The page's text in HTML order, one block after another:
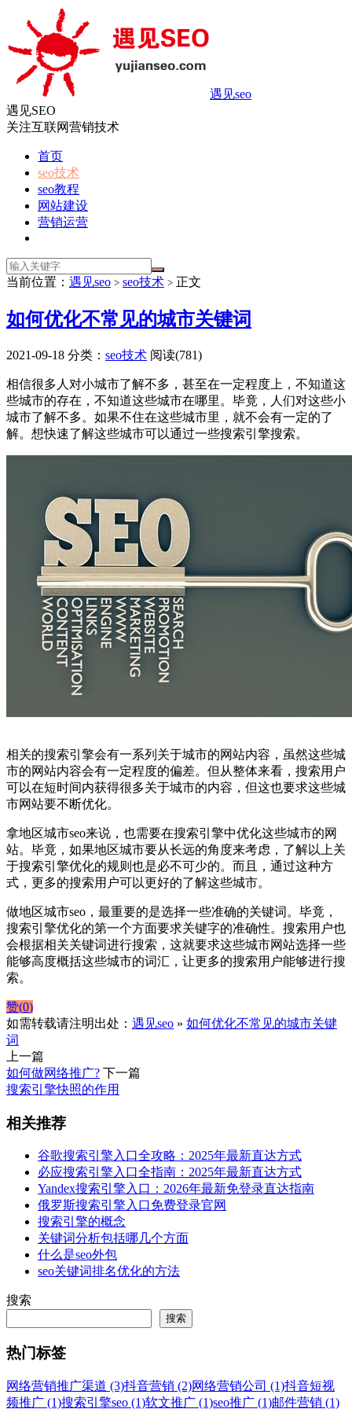
遇见seo
遇见SEO
关注互联网营销技术
首页
seo技术
seo教程
网站建设
营销运营
当前位置： 遇见seo > seo技术 > 正文
如何优化不常见的城市关键词
2021-09-18 分类： seo技术 阅读(781)
相信很多人对小城市了解不多，甚至在一定程度上，不知道这
些城市的存在，不知道这些城市在哪里。毕竟，人们对这些小
城市了解不多。如果不住在这些城市里，就不会有一定的了
解。想快速了解这些城市可以通过一些搜索引擎搜索。
相关的搜索引擎会有一系列关于城市的网站内容，虽然这些城
市的网站内容会有一定程度的偏差。但从整体来看，搜索用户
可以在短时间内获得很多关于城市的内容，但这也要求这些城
市网站要不断优化。
拿地区城市seo来说，也需要在搜索引擎中优化这些城市的网
站。毕竟，如果地区城市要从长远的角度来考虑，了解以上关
于搜索引擎优化的规则也是必不可少的。而且，通过这种方
式，更多的搜索用户可以更好的了解这些城市。
做地区城市seo，最重要的是选择一些准确的关键词。毕竟，
搜索引擎优化的第一个方面要求关键字的准确性。搜索用户也
会根据相关关键词进行搜索，这就要求这些城市网站选择一些
能够高度概括这些城市的词汇，让更多的搜索用户能够进行搜
索。
赞(0)
如需转载请注明出处： 遇见seo » 如何优化不常见的城市关键
词
上一篇
如何做网络推广? 下一篇
搜索引擎快照的作用
相关推荐
谷歌搜索引擎入口全攻略：2025年最新直达方式
必应搜索引擎入口全指南：2025年最新直达方式
Yandex搜索引擎入口：2026年最新免登录直达指南
俄罗斯搜索引擎入口免费登录官网
搜索引擎的概念
关键词分析包括哪几个方面
什么是seo外包
seo关键词排名优化的方法
搜索
搜索
热门标签
网络营销推广渠道 (3)抖音营销 (2)网络营销公司 (1)抖音短视
频推广 (1)搜索引擎seo (1)软文推广 (1)seo推广 (1)邮件营销 (1)